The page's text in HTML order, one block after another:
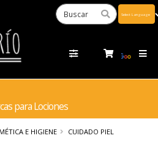
para Lociones
E HIGIENE
CUIDADO PIEL